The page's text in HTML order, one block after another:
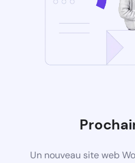
Un nouveau site web